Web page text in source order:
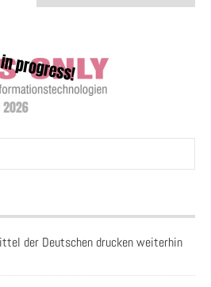
der Deutschen drucken weiterhin